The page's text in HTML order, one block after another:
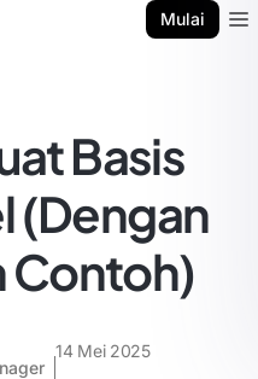
Mulai
Basis
(Dengan
Contoh)
14 Mei 2025